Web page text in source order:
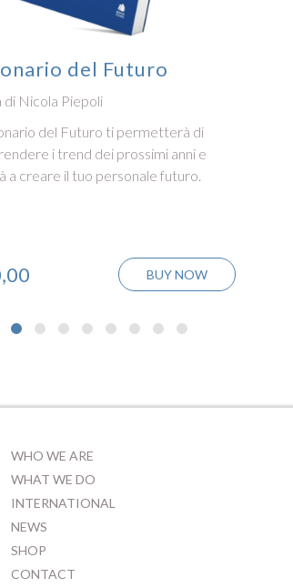
del Futuro
di Nicola Piepoli
del Futuro ti permetterà di
i trend dei prossimi anni e
a creare il tuo personale futuro.
BUY NOW
WHO WE ARE
WHAT WE DO
INTERNATIONAL
NEWS
SHOP
CONTACT